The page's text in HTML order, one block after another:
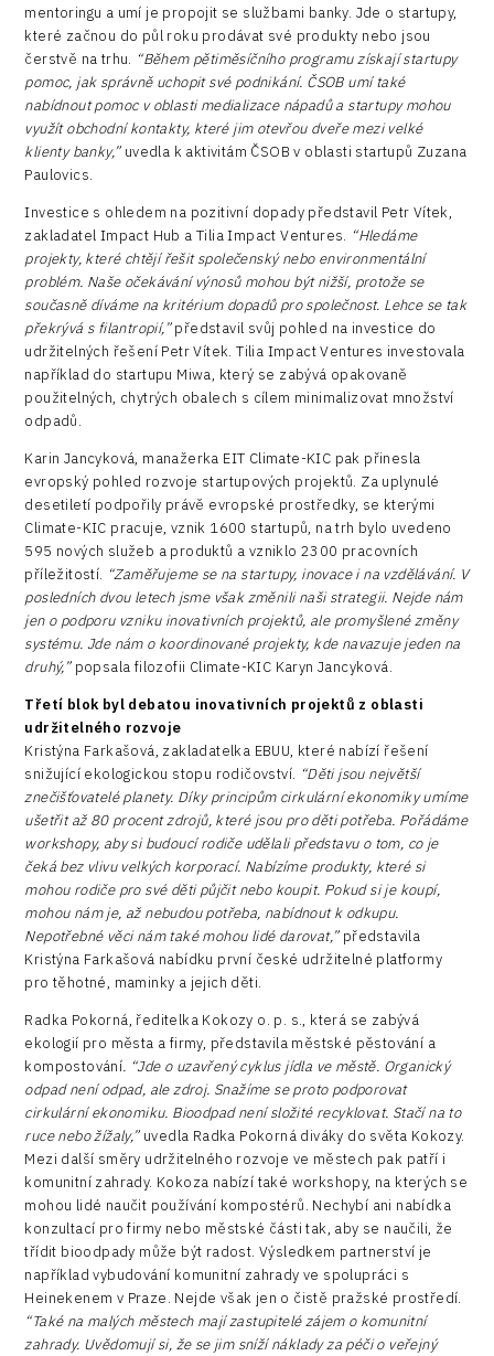
mentoringu a umí je propojit se službami banky. Jde o startupy,
které začnou do půl roku prodávat své produkty nebo jsou
čerstvě na trhu. “Během pětiměsíčního programu získají startupy
pomoc, jak správně uchopit své podnikání. ČSOB umí také
nabídnout pomoc v oblasti medializace nápadů a startupy mohou
využít obchodní kontakty, které jim otevřou dveře mezi velké
klienty banky,”uvedla k aktivitám ČSOB v oblasti startupů Zuzana
Paulovics.
Investice s ohledem na pozitivní dopady představil Petr Vítek,
zakladatel Impact Hub a Tilia Impact Ventures. “Hledáme
projekty, které chtějí řešit společenský nebo environmentální
problém. Naše očekávání výnosů mohou být nižší, protože se
současně díváme na kritérium dopadů pro společnost. Lehce se tak
překrývá s filantropií,”představil svůj pohled na investice do
udržitelných řešení Petr Vítek. Tilia Impact Ventures investovala
například do startupu Miwa, který se zabývá opakovaně
použitelných, chytrých obalech s cílem minimalizovat množství
odpadů.
Karin Jancyková, manažerka EIT Climate-KIC pak přinesla
evropský pohled rozvoje startupových projektů. Za uplynulé
desetiletí podpořily právě evropské prostředky, se kterými
Climate-KIC pracuje, vznik 1600 startupů, na trh bylo uvedeno
595 nových služeb a produktů a vzniklo 2300 pracovních
příležitostí. “Zaměřujeme se na startupy, inovace i na vzdělávání. V
posledních dvou letech jsme však změnili naši strategii. Nejde nám
jen o podporu vzniku inovativních projektů, ale promyšlené změny
systému. Jde nám o koordinované projekty, kde navazuje jeden na
druhý,”popsala filozofii Climate-KIC Karyn Jancyková.
Třetí blok byl debatou inovativních projektů z oblasti
udržitelného rozvoje
Kristýna Farkašová, zakladatelka EBUU, které nabízí řešení
snižující ekologickou stopu rodičovství. “Děti jsou největší
znečišťovatelé planety. Díky principům cirkulární ekonomiky umíme
ušetřit až 80 procent zdrojů, které jsou pro děti potřeba. Pořádáme
workshopy, aby si budoucí rodiče udělali představu o tom, co je
čeká bez vlivu velkých korporací. Nabízíme produkty, které si
mohou rodiče pro své děti půjčit nebo koupit. Pokud si je koupí,
mohou nám je, až nebudou potřeba, nabídnout k odkupu.
Nepotřebné věci nám také mohou lidé darovat,”představila
Kristýna Farkašová nabídku první české udržitelné platformy
pro těhotné, maminky a jejich děti.
Radka Pokorná, ředitelka Kokozy o. p. s., která se zabývá
ekologií pro města a firmy, představila městské pěstování a
kompostování. “Jde o uzavřený cyklus jídla ve městě. Organický
odpad není odpad, ale zdroj. Snažíme se proto podporovat
cirkulární ekonomiku. Bioodpad není složité recyklovat. Stačí na to
ruce nebo žížaly,”uvedla Radka Pokorná diváky do světa Kokozy.
Mezi další směry udržitelného rozvoje ve městech pak patří i
komunitní zahrady. Kokoza nabízí také workshopy, na kterých se
mohou lidé naučit používání kompostérů. Nechybí ani nabídka
konzultací pro firmy nebo městské části tak, aby se naučili, že
třídit bioodpady může být radost. Výsledkem partnerství je
například vybudování komunitní zahrady ve spolupráci s
Heinekenem v Praze. Nejde však jen o čistě pražské prostředí.
“Také na malých městech mají zastupitelé zájem o komunitní
zahrady. Uvědomují si, že se jim sníží náklady za péči o veřejný